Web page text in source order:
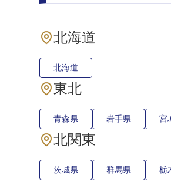
北海道
北海道
東北
青森県 岩手県 宮
北関東
茨城県 群馬県 栃